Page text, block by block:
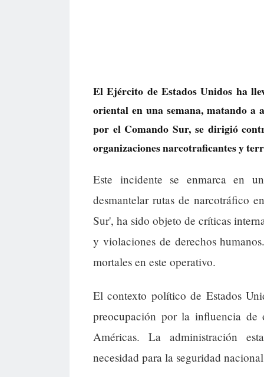
El Ejército de Estados Unidos ha
oriental en una semana, matando a
por el Comando Sur, se dirigió
organizaciones narcotraficantes y
Este incidente se enmarca en
desmantelar rutas de narcotráfico
Sur', ha sido objeto de críticas
y violaciones de derechos
mortales en este operativo.
El contexto político de Estados
preocupación por la influencia de
Américas. La administración
necesidad para la seguridad